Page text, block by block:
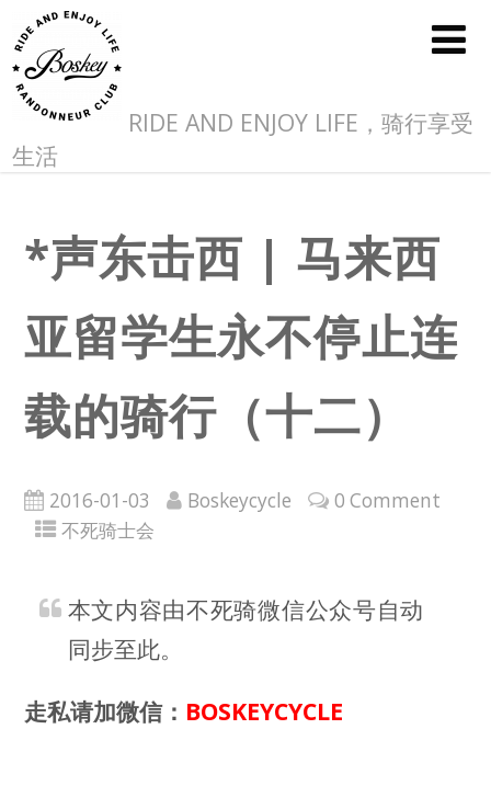
RIDE AND ENJOY LIFE，骑行享受
生活
*声东击西 | 马来西
亚留学生永不停止连
载的骑行（十二）
2016-01-03 Boskeycycle
0 Comment
不死骑士会
本文内容由不死骑微信公众号自动
同步至此。
走私请加微信： BOSKEYCYCLE